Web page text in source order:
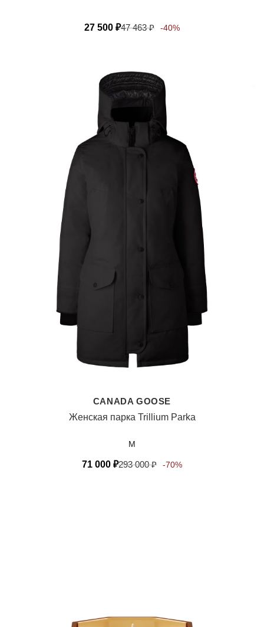
27 500 ₽47 463₽ -40%
CANADA GOOSE
Женская парка Trillium Parka
M
71 000 ₽293 000₽ -70%